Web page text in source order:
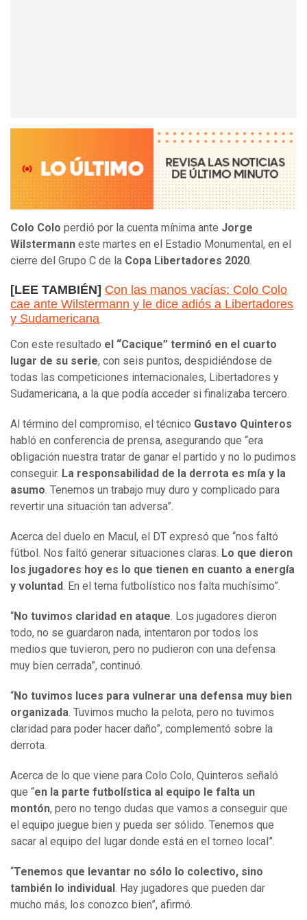
Colo Colo perdió por la cuenta mínima ante Jorge
Wilstermann este martes en el Estadio Monumental, en el
cierre del Grupo C de la Copa Libertadores 2020.
[LEE TAMBIÉN] Con las manos vacías: Colo Colo
cae ante Wilstermann y le dice adiós a Libertadores
y Sudamericana
Con este resultado el “Cacique” terminó en el cuarto
lugar de su serie, con seis puntos, despidiéndose de
todas las competiciones internacionales, Libertadores y
Sudamericana, a la que podía acceder si finalizaba tercero.
Al término del compromiso, el técnico Gustavo Quinteros
habló en conferencia de prensa, asegurando que “era
obligación nuestra tratar de ganar el partido y no lo pudimos
conseguir. La responsabilidad de la derrota es mía y la
asumo. Tenemos un trabajo muy duro y complicado para
revertir una situación tan adversa”.
Acerca del duelo en Macul, el DT expresó que “nos faltó
fútbol. Nos faltó generar situaciones claras. Lo que dieron
los jugadores hoy es lo que tienen en cuanto a energía
y voluntad. En el tema futbolístico nos falta muchísimo”.
“No tuvimos claridad en ataque. Los jugadores dieron
todo, no se guardaron nada, intentaron por todos los
medios que tuvieron, pero no pudieron con una defensa
muy bien cerrada”, continuó.
“No tuvimos luces para vulnerar una defensa muy bien
organizada. Tuvimos mucho la pelota, pero no tuvimos
claridad para poder hacer daño”, complementó sobre la
derrota.
Acerca de lo que viene para Colo Colo, Quinteros señaló
que “en la parte futbolística al equipo le falta un
montón, pero no tengo dudas que vamos a conseguir que
el equipo juegue bien y pueda ser sólido. Tenemos que
sacar al equipo del lugar donde está en el torneo local”.
“Tenemos que levantar no sólo lo colectivo, sino
también lo individual . Hay jugadores que pueden dar
mucho más, los conozco bien”, afirmó.